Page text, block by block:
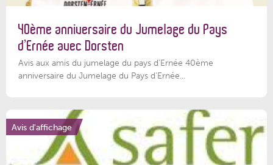
40ème anniversaire du Jumelage du Pays
d’Ernée avec Dorsten
Avis aux amis du jumelage du pays d'Ernée 40ème
anniversaire du Jumelage du Pays d'Ernée...
Avis d'affichage